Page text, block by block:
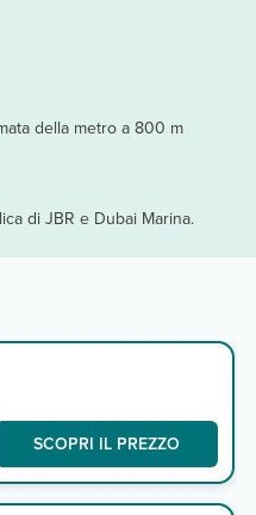
della metro a 800 m
di JBR e Dubai Marina.
SCOPRI IL PREZZO